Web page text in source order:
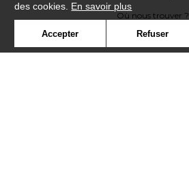
Où nous trouver ?
des cookies. En savoir plus
Accepter Refuser